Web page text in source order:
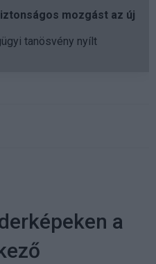
mozgást az új
tanösvény nyílt
a